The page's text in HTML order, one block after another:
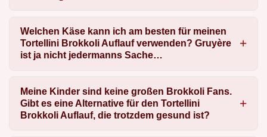
Welchen Käse kann ich am besten für meinen
Tortellini Brokkoli Auflauf verwenden? Gruyère
ist ja nicht jedermanns Sache…
Meine Kinder sind keine großen Brokkoli Fans.
Gibt es eine Alternative für den Tortellini
Brokkoli Auflauf, die trotzdem gesund ist?